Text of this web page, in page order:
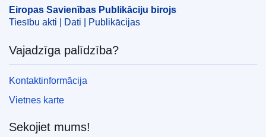
CELEX : 62020TA0271
OJ : JOC_2023_007_R_0025
IMMC : ARR-T-0271-2020
Eiropas Savienības Publikāciju birojs
Tiesību akti | Dati | Publikācijas
Vajadzīga palīdzība?
Kontaktinformācija
Vietnes karte
Sekojiet mums!